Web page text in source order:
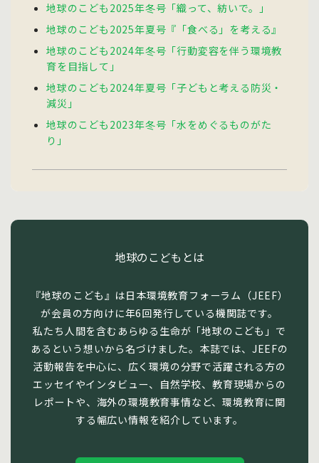
地球のこども2025年冬号「織って、紡いで。」
地球のこども2025年夏号『「食べる」を考える』
地球のこども2024年冬号「行動変容を伴う環境教
育を目指して」
地球のこども2024年夏号「子どもと考える防災・
減災」
地球のこども2023年冬号「水をめぐるものがた
り」
地球のこどもとは
『地球のこども』は日本環境教育フォーラム（JEEF）
が会員の方向けに年6回発行している機関誌です。
私たち人間を含むあらゆる生命が「地球のこども」で
あるという想いから名づけました。本誌では、JEEFの
活動報告を中心に、広く環境の分野で活躍される方の
エッセイやインタビュー、自然学校、教育現場からの
レポートや、海外の環境教育事情など、環境教育に関
する幅広い情報を紹介しています。